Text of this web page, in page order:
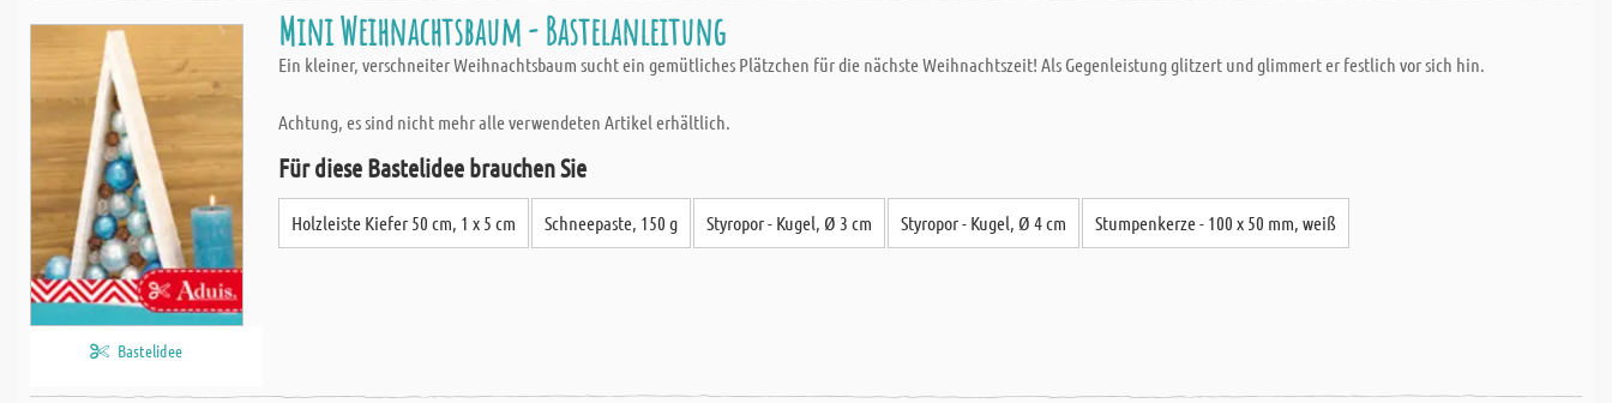
Bastelidee
Mini Weihnachtsbaum - Bastelanleitung
Ein kleiner, verschneiter Weihnachtsbaum sucht ein gemütliches Plätzchen für die nächste Weihnachtszeit! Als Gegenleistung glitzert und glimmert er festlich vor sich hin.
Achtung, es sind nicht mehr alle verwendeten Artikel erhältlich.
Für diese Bastelidee brauchen Sie
Holzleiste Kiefer 50 cm, 1 x 5 cm Schneepaste, 150 g Styropor - Kugel, Ø 3 cm Styropor - Kugel, Ø 4 cm Stumpenkerze - 100 x 50 mm, weiß